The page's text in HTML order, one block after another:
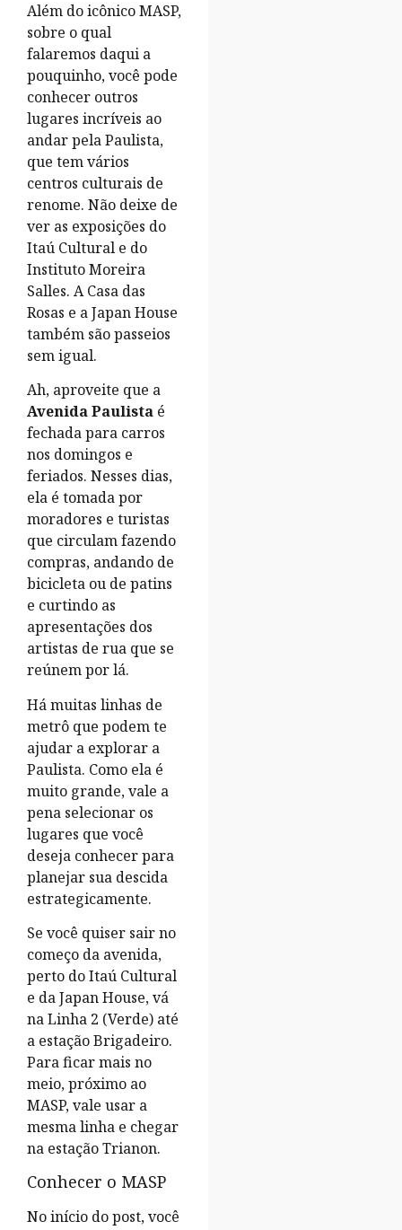
Além do icônico MASP,
sobre o qual
falaremos daqui a
pouquinho, você pode
conhecer outros
lugares incríveis ao
andar pela Paulista,
que tem vários
centros culturais de
renome. Não deixe de
ver as exposições do
Itaú Cultural e do
Instituto Moreira
Salles. A Casa das
Rosas e a Japan House
também são passeios
sem igual.
Ah, aproveite que a
Avenida Paulista é
fechada para carros
nos domingos e
feriados. Nesses dias,
ela é tomada por
moradores e turistas
que circulam fazendo
compras, andando de
bicicleta ou de patins
e curtindo as
apresentações dos
artistas de rua que se
reúnem por lá.
Há muitas linhas de
metrô que podem te
ajudar a explorar a
Paulista. Como ela é
muito grande, vale a
pena selecionar os
lugares que você
deseja conhecer para
planejar sua descida
estrategicamente.
Se você quiser sair no
começo da avenida,
perto do Itaú Cultural
e da Japan House, vá
na Linha 2 (Verde) até
a estação Brigadeiro.
Para ficar mais no
meio, próximo ao
MASP, vale usar a
mesma linha e chegar
na estação Trianon.
Conhecer o MASP
No início do post, você